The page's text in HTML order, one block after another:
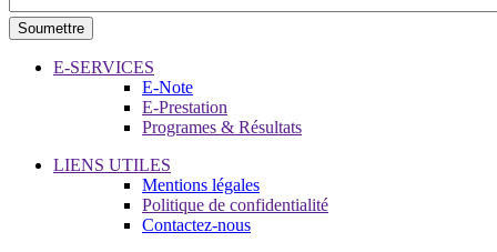
E-SERVICES
E-Note
E-Prestation
Programes & Résultats
LIENS UTILES
Mentions légales
Politique de confidentialité
Contactez-nous